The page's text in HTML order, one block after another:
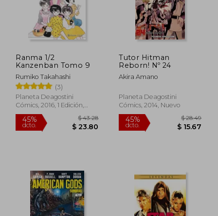
45%
dcto. $ 28.66
45%
dcto.
Ranma 1/2
Kanzenban Tomo 9
Rumiko Takahashi
(3)
Planeta Deagostini
Cómics, 2016, 1 Edición,
Tapa Blanda, Nuevo
Tutor Hitman
Reborn! Nº 24
Akira Amano
Planeta Deagostini
Cómics, 2014, Nuevo